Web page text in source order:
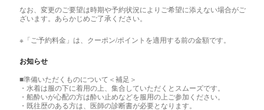
なお、変更のご要望は時期や予約状況によりご希望に添えない場合がご
ざいます。あらかじめご了承ください。
※「ご予約料金」は、クーポン/ポイントを適用する前の金額です。
お知らせ
■準備いただくものについて＜補足＞
・水着は服の下に着用の上、集合していただくとスムーズです。
・船酔いが心配の方は酔い止めなどを服用の上ご参加ください。
・既往歴のある方は、医師の診断書が必要となります。